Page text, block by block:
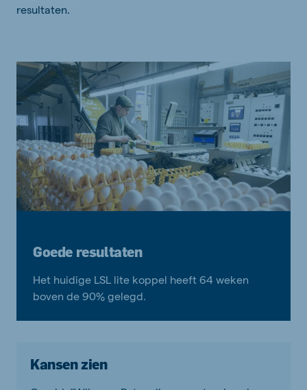
resultaten.
Goede resultaten
Het huidige LSL lite koppel heeft 64 weken
boven de 90% gelegd.
Kansen zien